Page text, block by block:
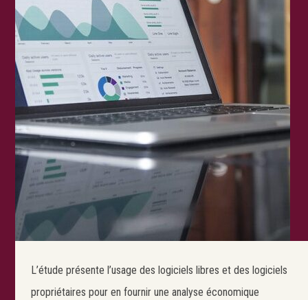
L’étude présente l’usage des logiciels libres et des logiciels
propriétaires pour en fournir une analyse économique